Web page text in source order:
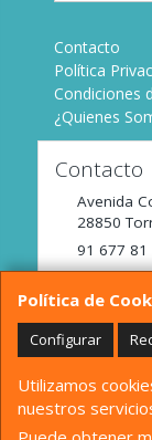
Política de
Configurar
Utilizamos
nuestros
Contacto
Política
Condiciones
¿Quienes
Contacto
Avenida
28850
91 677 81
Horario
De Lunes a